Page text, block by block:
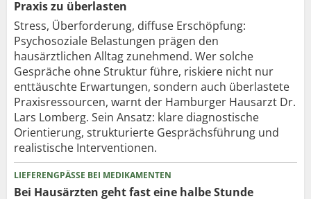
Praxis zu überlasten
Stress, Überforderung, diffuse Erschöpfung:
Psychosoziale Belastungen prägen den
hausärztlichen Alltag zunehmend. Wer solche
Gespräche ohne Struktur führe, riskiere nicht nur
enttäuschte Erwartungen, sondern auch überlastete
Praxisressourcen, warnt der Hamburger Hausarzt Dr.
Lars Lomberg. Sein Ansatz: klare diagnostische
Orientierung, strukturierte Gesprächsführung und
realistische Interventionen.
LIEFERENGPÄSSE BEI MEDIKAMENTEN
Bei Hausärzten geht fast eine halbe Stunde